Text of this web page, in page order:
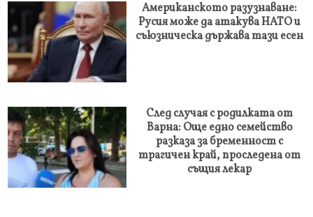
Американското разузнаване:
Русия може да атакува НАТО и
съюзническа държава тази есен
След случая с родилката от
Варна: Още едно семейство
разказа за бременност с
трагичен край, проследена от
същия лекар